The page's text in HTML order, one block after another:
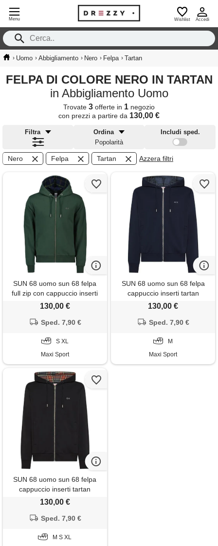
Menu Wishlist Accedi
› Uomo › Abbigliamento › Nero › Felpa › Tartan
FELPA DI COLORE NERO IN TARTAN
in Abbigliamento Uomo
Trovate 3 offerte in 1 negozio
con prezzi a partire da 130,00 €
Filtra
Ordina
Popolarità
Includi sped.
Nero Felpa Tartan Azzera filtri
SUN 68 uomo sun 68 felpa
full zip con cappuccio inserti
tartan
130,00 €
Sped. 7,90 €
S XL
Maxi Sport
SUN 68 uomo sun 68 felpa
cappuccio inserti tartan
130,00 €
Sped. 7,90 €
M
Maxi Sport
SUN 68 uomo sun 68 felpa
cappuccio inserti tartan
130,00 €
Sped. 7,90 €
M S XL